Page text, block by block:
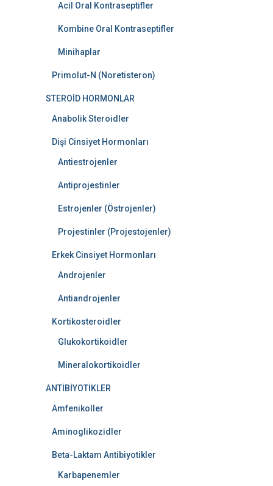
Acil Oral Kontraseptifler
Kombine Oral Kontraseptifler
Minihaplar
Primolut-N (Noretisteron)
STEROİD HORMONLAR
Anabolik Steroidler
Dişi Cinsiyet Hormonları
Antiestrojenler
Antiprojestinler
Estrojenler (Östrojenler)
Projestinler (Projestojenler)
Erkek Cinsiyet Hormonları
Androjenler
Antiandrojenler
Kortikosteroidler
Glukokortikoidler
Mineralokortikoidler
ANTİBİYOTİKLER
Amfenikoller
Aminoglikozidler
Beta-Laktam Antibiyotikler
Karbapenemler